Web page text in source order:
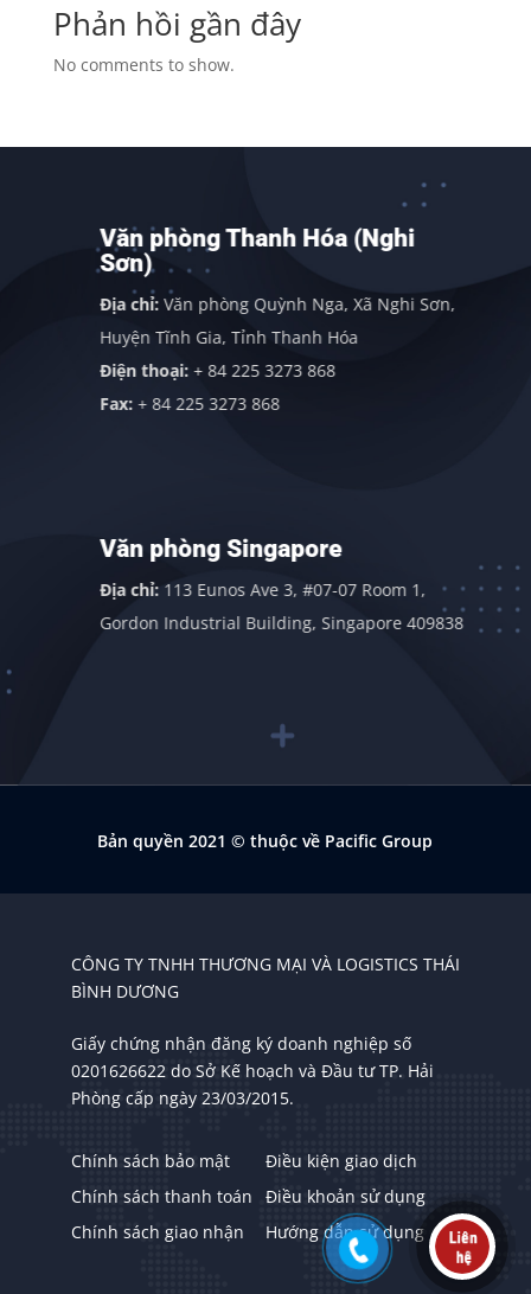
Phản hồi gần đây
No comments to show.
Văn phòng Thanh Hóa (Nghi
Sơn)
Địa chỉ:Văn phòng Quỳnh Nga, Xã Nghi Sơn,
Huyện Tĩnh Gia, Tỉnh Thanh Hóa
Điện thoại:+ 84 225 3273 868
Fax:+ 84 225 3273 868
Văn phòng Singapore
Địa chỉ:113 Eunos Ave 3, #07-07 Room 1,
Gordon Industrial Building, Singapore 409838
Bản quyền 2021© thuộc về Pacific Group
CÔNG TY TNHH THƯƠNG MẠI VÀ LOGISTICS THÁI
BÌNH DƯƠNG
Giấy chứng nhận đăng ký doanh nghiệp số
0201626622 do Sở Kế hoạch và Đầu tư TP. Hải
Phòng cấp ngày 23/03/2015.
Chính sách bảo mật
Điều kiện giao dịch
Chính sách thanh toán
Điều khoản sử dụng
Chính sách giao nhận
Hướng dẫn sử dụng